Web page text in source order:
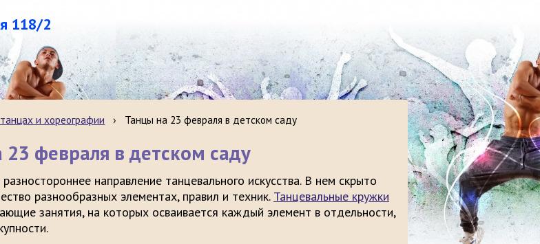
118/2
и хореографии › Танцы на 23 февраля в детском саду
февраля в детском саду
разностороннее направление танцевального искусства. В нем скрыто
разнообразных элементах, правил и техник. Танцевальные кружки
занятия, на которых осваивается каждый элемент в отдельности,